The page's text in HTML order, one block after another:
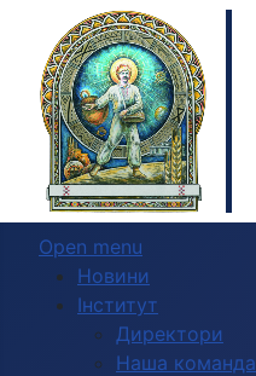
Open menu
Новини
Інститут
Директори
Наша команда